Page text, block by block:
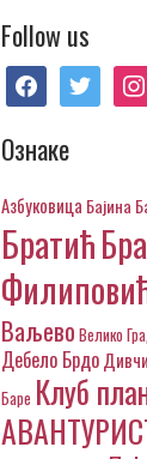
Follow us
facebooktwitter
Ознаке
Азбуковица Бајина
Братић
Ваљево Велико
Дебело Брдо
Баре Клуб